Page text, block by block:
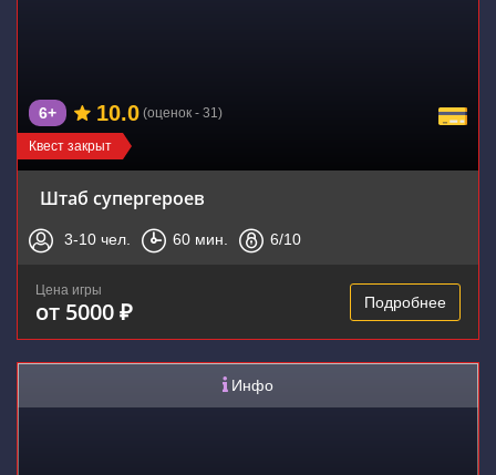
Квест закрыт
6+ 10.0 (оценок - 31)
Штаб супергероев
3-10 чел. 60 мин. 6/10
Цена игры
от 5000 ₽ Подробнее
Инфо